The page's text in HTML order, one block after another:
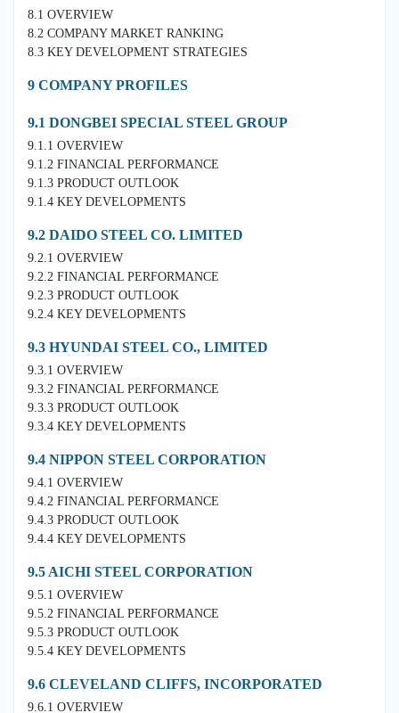
8.1 OVERVIEW
8.2 COMPANY MARKET RANKING
8.3 KEY DEVELOPMENT STRATEGIES
9 COMPANY PROFILES
9.1 DONGBEI SPECIAL STEEL GROUP
9.1.1 OVERVIEW
9.1.2 FINANCIAL PERFORMANCE
9.1.3 PRODUCT OUTLOOK
9.1.4 KEY DEVELOPMENTS
9.2 DAIDO STEEL CO. LIMITED
9.2.1 OVERVIEW
9.2.2 FINANCIAL PERFORMANCE
9.2.3 PRODUCT OUTLOOK
9.2.4 KEY DEVELOPMENTS
9.3 HYUNDAI STEEL CO., LIMITED
9.3.1 OVERVIEW
9.3.2 FINANCIAL PERFORMANCE
9.3.3 PRODUCT OUTLOOK
9.3.4 KEY DEVELOPMENTS
9.4 NIPPON STEEL CORPORATION
9.4.1 OVERVIEW
9.4.2 FINANCIAL PERFORMANCE
9.4.3 PRODUCT OUTLOOK
9.4.4 KEY DEVELOPMENTS
9.5 AICHI STEEL CORPORATION
9.5.1 OVERVIEW
9.5.2 FINANCIAL PERFORMANCE
9.5.3 PRODUCT OUTLOOK
9.5.4 KEY DEVELOPMENTS
9.6 CLEVELAND CLIFFS, INCORPORATED
9.6.1 OVERVIEW